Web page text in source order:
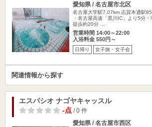
愛知県 / 名古屋市北区
名古屋大学駅7.07km 志賀本通駅
・名古屋高速「黒川IC」より5分
徒歩約20分 …
営業時間 14:00～22:00
入浴料金 550円～
日帰り 女子旅・女子会
関連情報から探す
エスパシオ ナゴヤキャッスル
-点/ 0 件
愛知県 / 名古屋市西区